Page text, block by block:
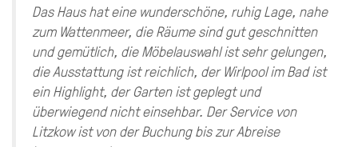
Das Haus hat eine wunderschöne, ruhig Lage, nahe
zum Wattenmeer, die Räume sind gut geschnitten
und gemütlich, die Möbelauswahl ist sehr gelungen,
die Ausstattung ist reichlich, der Wirlpool im Bad ist
ein Highlight, der Garten ist geplegt und
überwiegend nicht einsehbar. Der Service von
Litzkow ist von der Buchung bis zur Abreise